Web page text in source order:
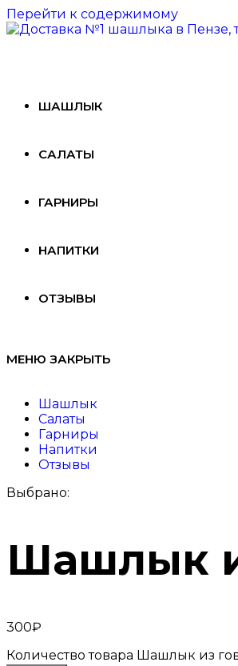
Перейти к содержимому
ШАШЛЫК
САЛАТЫ
ГАРНИРЫ
НАПИТКИ
ОТЗЫВЫ
МЕНЮ ЗАКРЫТЬ
Шашлык
Салаты
Гарниры
Напитки
Отзывы
Выбрано:
Шашлык
300₽
Количество товара Шашлык из